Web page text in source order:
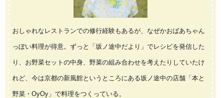
おしゃれなレストランでの修行経験もあるが、なぜかおばあちゃん
っぽい料理が得意。ずっと「坂ノ途中だより」でレシピを発信した
り、お野菜セットの中身、野菜の組み合わせを考えたりしていたけ
れど、今は京都の新風館というところにある坂ノ途中の店舗「本と
野菜・OyOy」で料理をつくっている。